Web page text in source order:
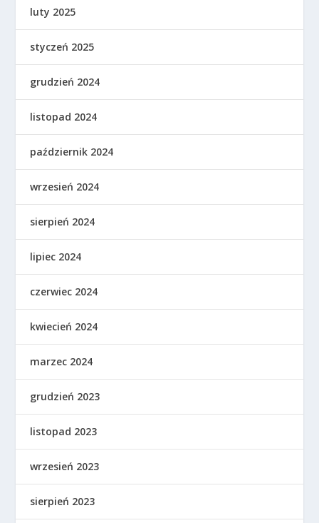
luty 2025
styczeń 2025
grudzień 2024
listopad 2024
październik 2024
wrzesień 2024
sierpień 2024
lipiec 2024
czerwiec 2024
kwiecień 2024
marzec 2024
grudzień 2023
listopad 2023
wrzesień 2023
sierpień 2023